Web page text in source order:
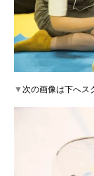
▼次の画像は下へス